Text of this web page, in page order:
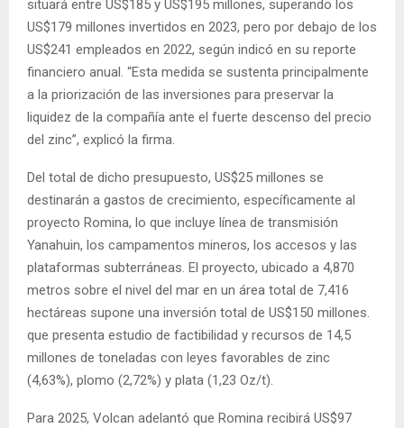
situará entre US$185 y US$195 millones, superando los
US$179 millones invertidos en 2023, pero por debajo de los
US$241 empleados en 2022, según indicó en su reporte
financiero anual. “Esta medida se sustenta principalmente
a la priorización de las inversiones para preservar la
liquidez de la compañía ante el fuerte descenso del precio
del zinc”, explicó la firma.
Del total de dicho presupuesto, US$25 millones se
destinarán a gastos de crecimiento, específicamente al
proyecto Romina, lo que incluye línea de transmisión
Yanahuin, los campamentos mineros, los accesos y las
plataformas subterráneas. El proyecto, ubicado a 4,870
metros sobre el nivel del mar en un área total de 7,416
hectáreas supone una inversión total de US$150 millones.
que presenta estudio de factibilidad y recursos de 14,5
millones de toneladas con leyes favorables de zinc
(4,63%), plomo (2,72%) y plata (1,23 Oz/t).
Para 2025, Volcan adelantó que Romina recibirá US$97